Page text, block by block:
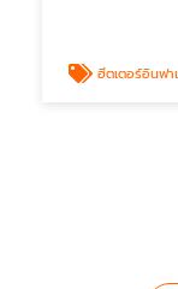
ฮีตเตอร์อินฟา